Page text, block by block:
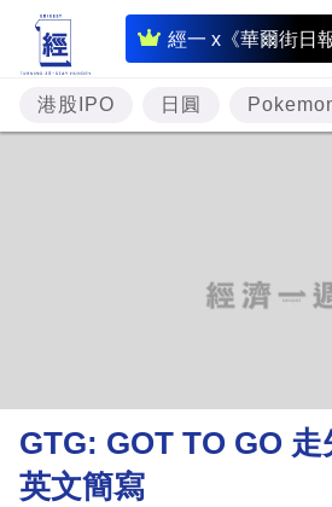
經一 x《華爾街日報
即
時
財
經
理
財
港股IPO 日圓
GTG: GOT TO GO 走
英文簡寫